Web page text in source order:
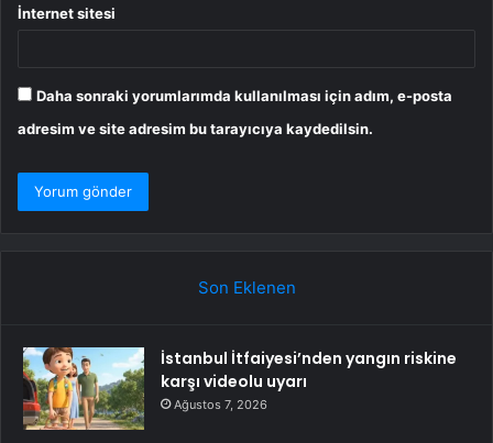
İnternet sitesi
Daha sonraki yorumlarımda kullanılması için adım, e-posta
adresim ve site adresim bu tarayıcıya kaydedilsin.
Son Eklenen
İstanbul İtfaiyesi’nden yangın riskine
karşı videolu uyarı
Ağustos 7, 2026